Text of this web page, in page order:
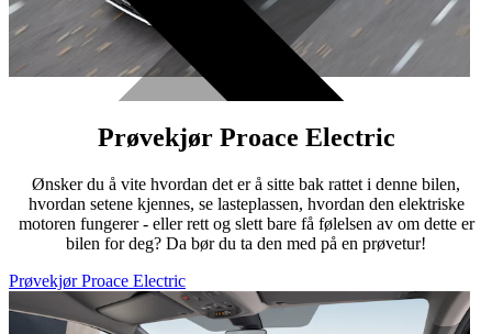
Prøvekjør Proace Electric
Ønsker du å vite hvordan det er å sitte bak rattet i denne bilen,
hvordan setene kjennes, se lasteplassen, hvordan den elektriske
motoren fungerer - eller rett og slett bare få følelsen av om dette er
bilen for deg? Da bør du ta den med på en prøvetur!
Prøvekjør Proace Electric